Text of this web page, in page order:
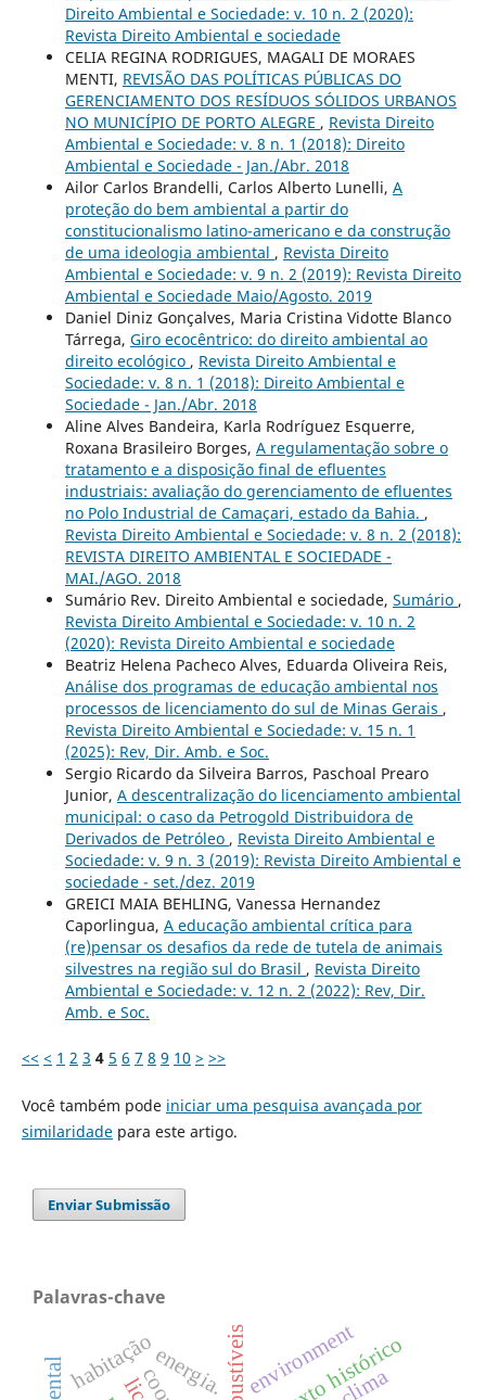
Direito Ambiental e Sociedade: v. 10 n. 2 (2020):
Revista Direito Ambiental e sociedade
CELIA REGINA RODRIGUES, MAGALI DE MORAES
MENTI, REVISÃO DAS POLÍTICAS PÚBLICAS DO
GERENCIAMENTO DOS RESÍDUOS SÓLIDOS URBANOS
NO MUNICÍPIO DE PORTO ALEGRE , Revista Direito
Ambiental e Sociedade: v. 8 n. 1 (2018): Direito
Ambiental e Sociedade - Jan./Abr. 2018
Ailor Carlos Brandelli, Carlos Alberto Lunelli, A
proteção do bem ambiental a partir do
constitucionalismo latino-americano e da construção
de uma ideologia ambiental , Revista Direito
Ambiental e Sociedade: v. 9 n. 2 (2019): Revista Direito
Ambiental e Sociedade Maio/Agosto. 2019
Daniel Diniz Gonçalves, Maria Cristina Vidotte Blanco
Tárrega, Giro ecocêntrico: do direito ambiental ao
direito ecológico , Revista Direito Ambiental e
Sociedade: v. 8 n. 1 (2018): Direito Ambiental e
Sociedade - Jan./Abr. 2018
Aline Alves Bandeira, Karla Rodríguez Esquerre,
Roxana Brasileiro Borges, A regulamentação sobre o
tratamento e a disposição final de efluentes
industriais: avaliação do gerenciamento de efluentes
no Polo Industrial de Camaçari, estado da Bahia. ,
Revista Direito Ambiental e Sociedade: v. 8 n. 2 (2018):
REVISTA DIREITO AMBIENTAL E SOCIEDADE -
MAI./AGO. 2018
Sumário Rev. Direito Ambiental e sociedade, Sumário ,
Revista Direito Ambiental e Sociedade: v. 10 n. 2
(2020): Revista Direito Ambiental e sociedade
Beatriz Helena Pacheco Alves, Eduarda Oliveira Reis,
Análise dos programas de educação ambiental nos
processos de licenciamento do sul de Minas Gerais ,
Revista Direito Ambiental e Sociedade: v. 15 n. 1
(2025): Rev, Dir. Amb. e Soc.
Sergio Ricardo da Silveira Barros, Paschoal Prearo
Junior, A descentralização do licenciamento ambiental
municipal: o caso da Petrogold Distribuidora de
Derivados de Petróleo , Revista Direito Ambiental e
Sociedade: v. 9 n. 3 (2019): Revista Direito Ambiental e
sociedade - set./dez. 2019
GREICI MAIA BEHLING, Vanessa Hernandez
Caporlingua, A educação ambiental crítica para
(re)pensar os desafios da rede de tutela de animais
silvestres na região sul do Brasil , Revista Direito
Ambiental e Sociedade: v. 12 n. 2 (2022): Rev, Dir.
Amb. e Soc.
<< < 1 2 3 4 5 6 7 8 9 10 > >>
Você também pode iniciar uma pesquisa avançada por
similaridadepara este artigo.
Enviar Submissão
Palavras-chave
energia.
habitação environment